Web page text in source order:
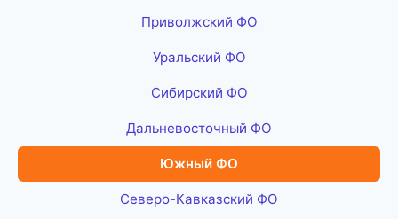
Приволжский ФО
Уральский ФО
Сибирский ФО
Дальневосточный ФО
Южный ФО
Северо-Кавказский ФО